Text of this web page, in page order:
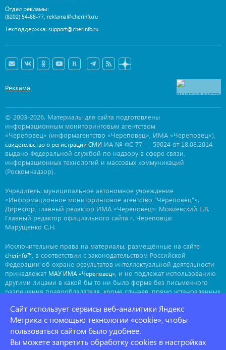
Отдел рекламы:
(8202) 54-88-77 reklama@cherinfo.ru
Техподдержка: support@cherinfo.ru
Реклама
© 2003-2026. Материалы для сайта подготовлены
информационным мониторинговым агентством
«Череповец» (информагентство «Череповец», ИМА «Череповец»),
свидетельство о регистрации СМИ ИА № ФС 77 — 59024 от 18.08.2014
выдано Федеральной службой по надзору в сфере связи,
информационных технологий и массовых коммуникаций
(Роскомнадзор).
Учредитель: муниципальное автономное учреждение
«Информационное мониторинговое агентство "Череповец"».
Директор, главный редактор ИМА «Череповец»: Мокиевский Е.В.
Главный редактор официального сайта г. Череповца:
Марущенко С.Н.
Исключительные права на материалы, размещённые на сайте
cherinfo™ , в соответствии с законодательством Российской
Федерации об охране результатов интеллектуальной деятельности
принадлежат МАУ ИМА «Череповец» , и не подлежат использованию
другими лицами в какой бы то ни было форме без письменного
разрешения правообладателя, кроме случаев, прямо установленных
ima@cherinfo.ru. Мнение авторов может не совпадать с мнением
редакции.
При использовании материалов сайтаcherinfo™
является прямая, открытая для индексации гиперссылка на
Сайт использует сервисы веб-аналитики Яндекс
Метрика с помощью технологии «cookie», чтобы
пользоваться сайтом было удобнее.
Вы можете запретить обработку cookies в настройках